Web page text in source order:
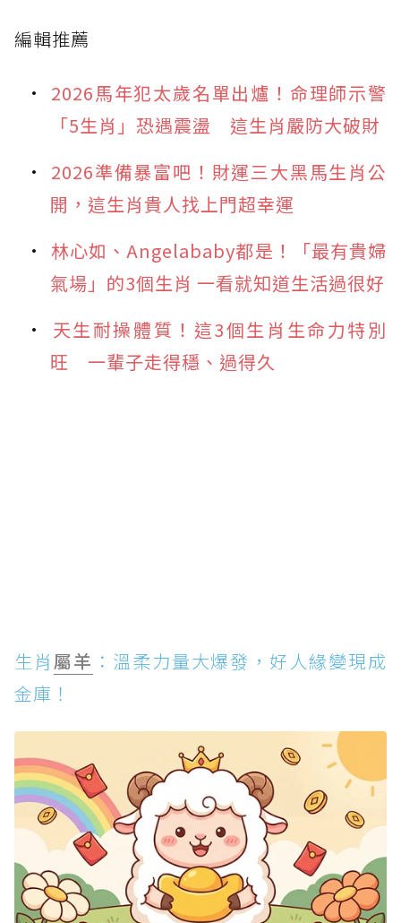
編輯推薦
2026馬年犯太歲名單出爐！命理師示警
「5生肖」恐遇震盪 這生肖嚴防大破財
2026準備暴富吧！財運三大黑馬生肖公
開，這生肖貴人找上門超幸運
林心如、Angelababy都是！「最有貴婦
氣場」的3個生肖 一看就知道生活過很好
天生耐操體質！這3個生肖生命力特別
旺 一輩子走得穩、過得久
生肖屬羊 ：溫柔力量大爆發，好人緣變現成
金庫！